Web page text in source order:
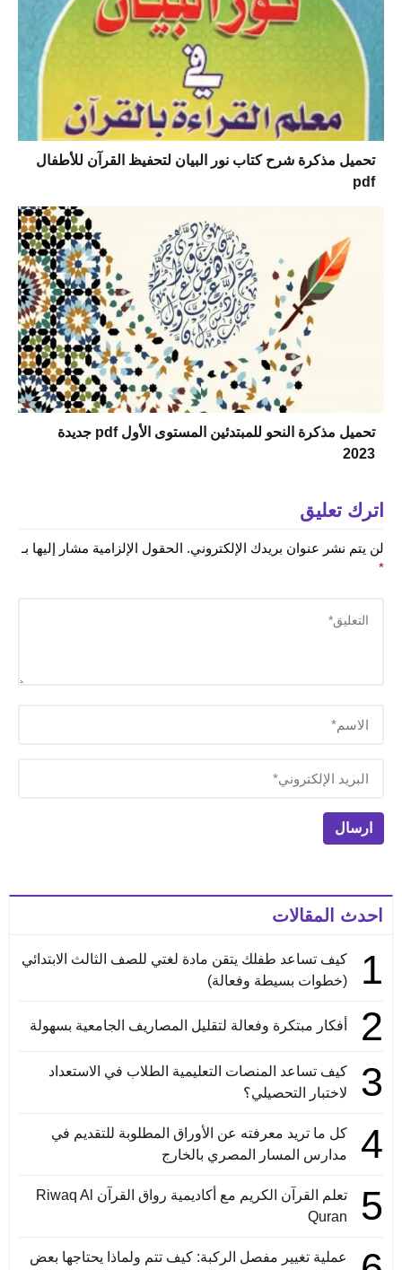
تحميل مذكرة شرح كتاب نور البيان لتحفيظ القرآن للأطفال
pdf
تحميل مذكرة النحو للمبتدئين المستوى الأول pdf جديدة
2023
اترك تعليق
لن يتم نشر عنوان بريدك الإلكتروني. الحقول الإلزامية مشار إليها بـ
*
احدث المقالات
1
كيف تساعد طفلك يتقن مادة لغتي للصف الثالث الابتدائي
(خطوات بسيطة وفعالة)
2 أفكار مبتكرة وفعالة لتقليل المصاريف الجامعية بسهولة
3
كيف تساعد المنصات التعليمية الطلاب في الاستعداد
لاختبار التحصيلي؟
4
كل ما تريد معرفته عن الأوراق المطلوبة للتقديم في
مدارس المسار المصري بالخارج
5
تعلم القرآن الكريم مع أكاديمية رواق القرآن Riwaq Al
Quran
عملية تغيير مفصل الركبة: كيف تتم ولماذا يحتاجها بعض